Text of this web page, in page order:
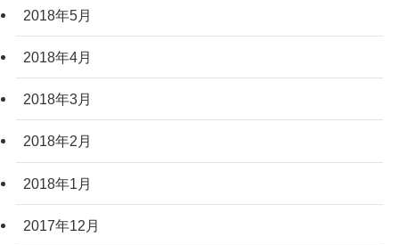
2018年5月
2018年4月
2018年3月
2018年2月
2018年1月
2017年12月